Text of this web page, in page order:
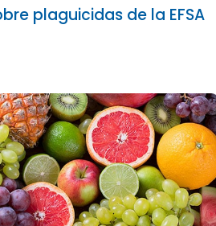
plaguicidas de la EFSA